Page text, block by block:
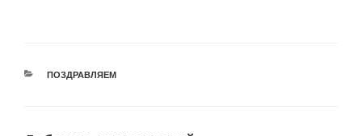
РУБРИКИ
ПОЗДРАВЛЯЕМ